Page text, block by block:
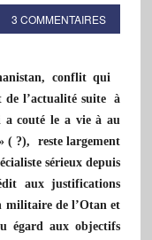
3 COMMENTAIRES
conflit qui
de l’actualité suite à
couté le a vie à au
( ?), reste largement
sérieux depuis
aux justifications
militaire de l’Otan et
égard aux objectifs